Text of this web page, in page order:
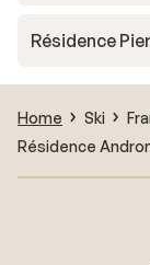
Résidence
Home Ski
Résidence